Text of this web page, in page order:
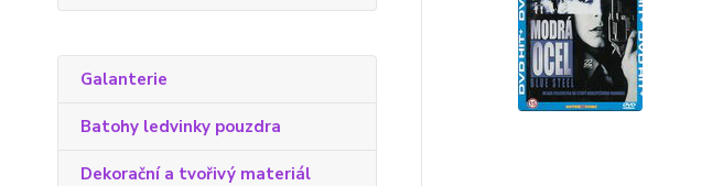
Galanterie
Batohy ledvinky pouzdra
Dekorační a tvořivý materiál